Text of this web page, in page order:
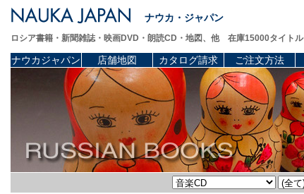
ナウカ・ジャパン
ロシア書籍・新聞雑誌・映画DVD・朗読CD・地図、他 在庫15000タイトル
ナウカジャパン 店舗地図 カタログ請求 ご注文方法